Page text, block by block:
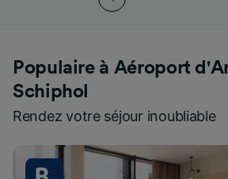
Populaire à Aéroport
Schiphol
Rendez votre séjour inoubliable